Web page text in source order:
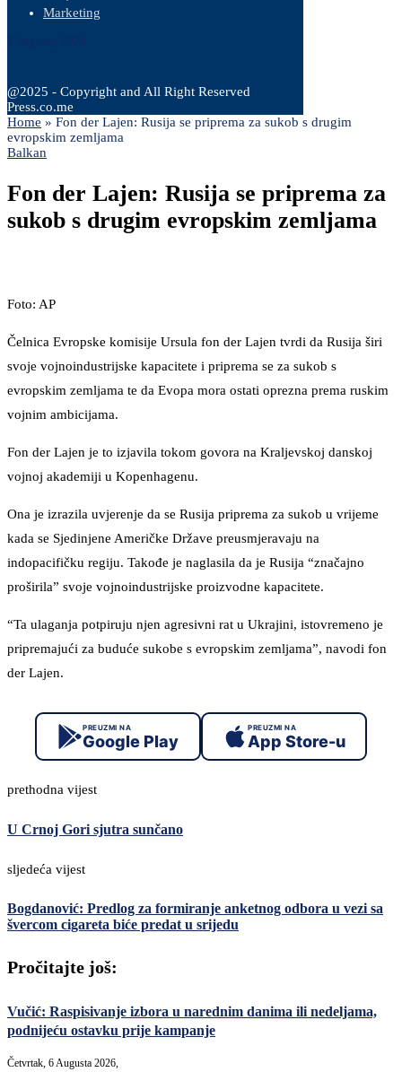
Marketing
@2025 - Copyright and All Right Reserved
Press.co.me
Home » Fon der Lajen: Rusija se priprema za sukob s drugim
evropskim zemljama
Balkan
Fon der Lajen: Rusija se priprema za
sukob s drugim evropskim zemljama
Foto: AP
Čelnica Evropske komisije Ursula fon der Lajen tvrdi da Rusija širi
svoje vojnoindustrijske kapacitete i priprema se za sukob s
evropskim zemljama te da Evopa mora ostati oprezna prema ruskim
vojnim ambicijama.
Fon der Lajen je to izjavila tokom govora na Kraljevskoj danskoj
vojnoj akademiji u Kopenhagenu.
Ona je izrazila uvjerenje da se Rusija priprema za sukob u vrijeme
kada se Sjedinjene Američke Države preusmjeravaju na
indopacifičku regiju. Takođe je naglasila da je Rusija “značajno
proširila” svoje vojnoindustrijske proizvodne kapacitete.
“Ta ulaganja potpiruju njen agresivni rat u Ukrajini, istovremeno je
pripremajući za buduće sukobe s evropskim zemljama”, navodi fon
der Lajen.
PREUZMI NA
Google Play
PREUZMI NA
App Store-u
prethodna vijest
U Crnoj Gori sjutra sunčano
sljedeća vijest
Bogdanović: Predlog za formiranje anketnog odbora u vezi sa
švercom cigareta biće predat u srijedu
Pročitajte još:
Vučić: Raspisivanje izbora u narednim danima ili nedeljama,
podnijeću ostavku prije kampanje
Četvrtak, 6 Augusta 2026,